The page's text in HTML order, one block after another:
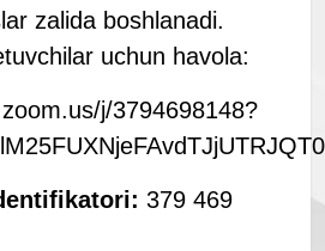
zalida boshlanadi.
uchun havola:
j/3794698148?
379 469